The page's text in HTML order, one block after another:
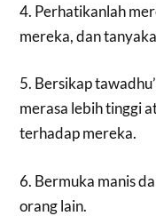
4. Perhatikanlah
mereka, dan
5. Bersikap
merasa lebih tinggi
terhadap mereka.
6. Bermuka manis
orang lain.